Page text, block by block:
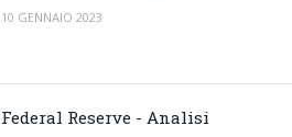
10 GENNAIO 2023
Federal Reserve - Analisi